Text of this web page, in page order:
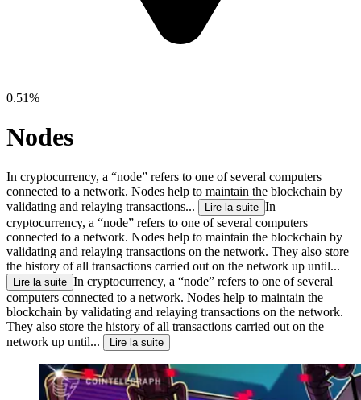
0.51%
Nodes
In cryptocurrency, a “node” refers to one of several computers
connected to a network. Nodes help to maintain the blockchain by
validating and relaying transactions...
Lire la suite In
cryptocurrency, a “node” refers to one of several computers
connected to a network. Nodes help to maintain the blockchain by
validating and relaying transactions on the network. They also store
the history of all transactions carried out on the network up until...
Lire la suite In cryptocurrency, a “node” refers to one of several
computers connected to a network. Nodes help to maintain the
blockchain by validating and relaying transactions on the network.
They also store the history of all transactions carried out on the
network up until...
Lire la suite